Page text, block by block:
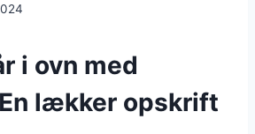
i ovn med
lækker opskrift